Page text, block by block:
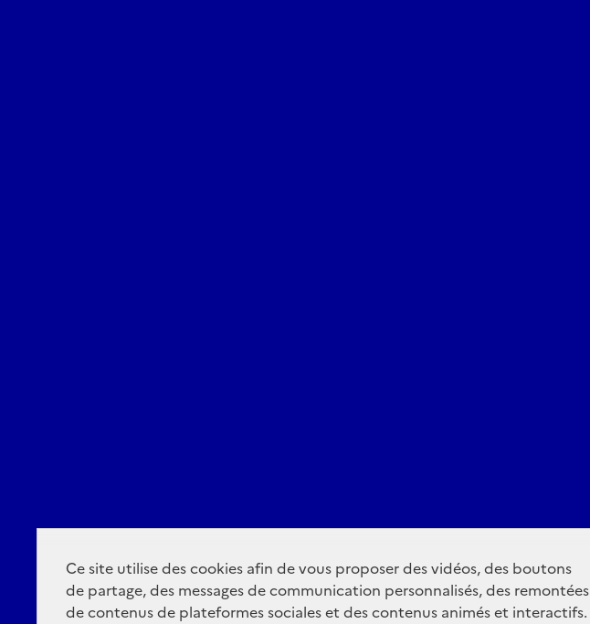
Ce site utilise des cookies afin de vous proposer des vidéos, des boutons
de partage, des messages de communication personnalisés, des remontées
de contenus de plateformes sociales et des contenus animés et interactifs.